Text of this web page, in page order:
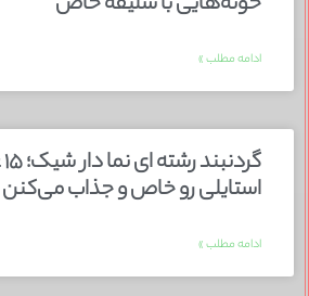
ادامه مطلب »
استایلی رو خاص و جذاب می‌کنن
ادامه مطلب »